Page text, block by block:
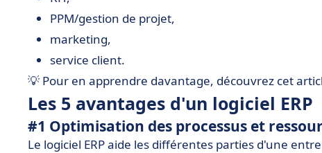
PPM/gestion de projet,
marketing,
service client.
💡 Pour en apprendre davantage, découvrez cet
Les 5 avantages d'un logiciel ERP
#1 Optimisation des processus et
Le logiciel ERP aide les différentes parties d'une